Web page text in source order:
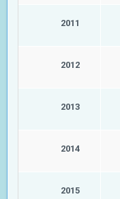
2011
2012
2013
2014
2015